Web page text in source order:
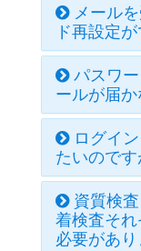
メール
ド再設定
パスワ
ールが届
ログイ
たいので
資質検
着検査そ
必要があり